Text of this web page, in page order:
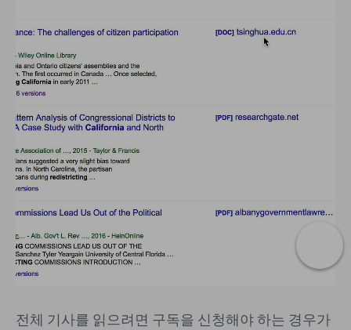
전체 기사를 읽으려면 구독을 신청해야 하는 경우가